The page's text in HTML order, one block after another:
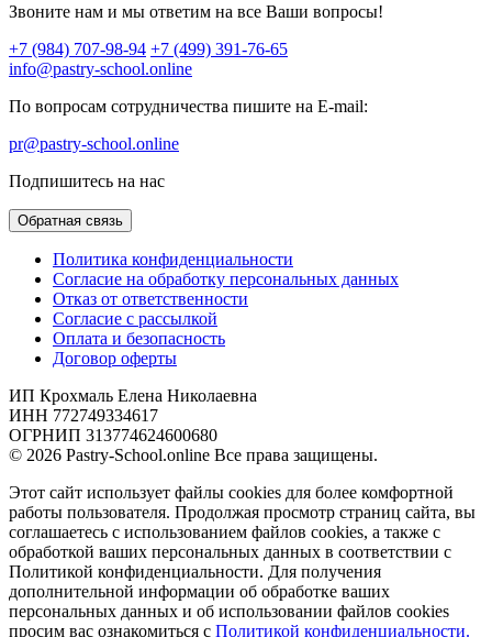
Звоните нам и мы ответим на все Ваши вопросы!
+7 (984) 707-98-94 +7 (499) 391-76-65
info@pastry-school.online
По вопросам сотрудничества пишите на E-mail:
pr@pastry-school.online
Подпишитесь на нас
Обратная связь
Политика конфиденциальности
Согласие на обработку персональных данных
Отказ от ответственности
Согласие с рассылкой
Оплата и безопасность
Договор оферты
ИП Крохмаль Елена Николаевна
ИНН 772749334617
ОГРНИП 313774624600680
© 2026 Pastry-School.online Все права защищены.
Этот сайт использует файлы cookies для более комфортной
работы пользователя. Продолжая просмотр страниц сайта, вы
соглашаетесь с использованием файлов cookies, а также с
обработкой ваших персональных данных в соответствии с
Политикой конфиденциальности. Для получения
дополнительной информации об обработке ваших
персональных данных и об использовании файлов cookies
просим вас ознакомиться с Политикой конфиденциальности.